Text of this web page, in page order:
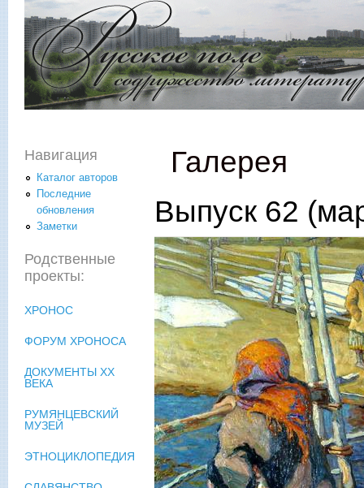
Галерея
Выпуск 62
Навигация
Каталог авторов
Последние
обновления
Заметки
Родственные
проекты:
ХРОНОС
ФОРУМ ХРОНОСА
ДОКУМЕНТЫ XX
ВЕКА
РУМЯНЦЕВСКИЙ
МУЗЕЙ
ЭТНОЦИКЛОПЕДИЯ